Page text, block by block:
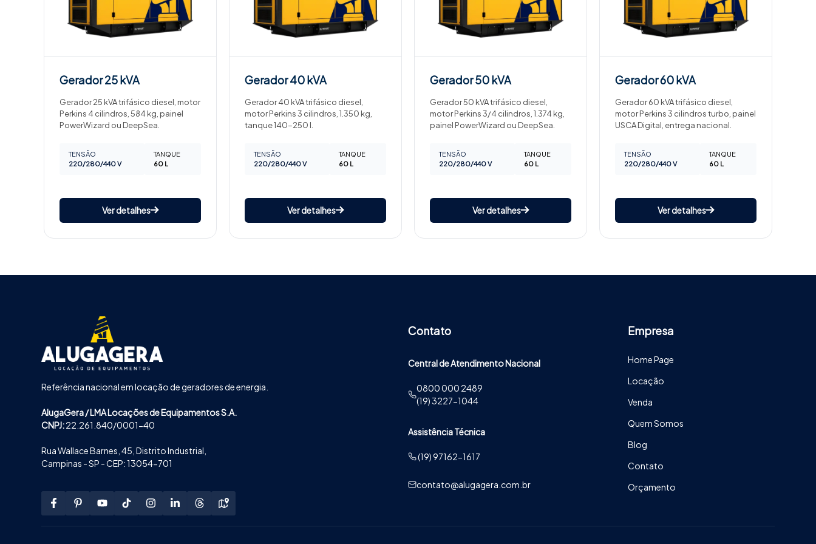
Gerador25 kVA
Gerador 25 kVA trifásico diesel, motor
Perkins 4 cilindros, 584 kg, painel
PowerWizard ou DeepSea.
TENSÃO
220/280/440 V
TANQUE
60 L
Ver detalhes
Gerador40 kVA
Gerador 40 kVA trifásico diesel,
motor Perkins 3 cilindros, 1.350 kg,
tanque 140-250 l.
TENSÃO
220/280/440 V
TANQUE
60 L
Ver detalhes
Gerador50 kVA
Gerador 50 kVA trifásico diesel,
motor Perkins 3/4 cilindros, 1.374 kg,
painel PowerWizard ou DeepSea.
TENSÃO
220/280/440 V
TANQUE
60 L
Ver detalhes
Gerador60 kVA
Gerador 60 kVA trifásico diesel,
motor Perkins 3 cilindros turbo, painel
USCA Digital, entrega nacional.
TENSÃO
220/280/440 V
TANQUE
60 L
Ver detalhes
Referência nacional em locação de geradores de energia.
AlugaGera / LMA Locações de Equipamentos S.A.
CNPJ:22.261.840/0001-40
Rua Wallace Barnes, 45, Distrito Industrial,
Campinas - SP - CEP: 13054-701
Contato
Central de Atendimento Nacional
0800 000 2489
(19) 3227-1044
Assistência Técnica
(19) 97162-1617
contato@alugagera.com.br
Empresa
Home Page
Locação
Venda
Quem Somos
Blog
Contato
Orçamento